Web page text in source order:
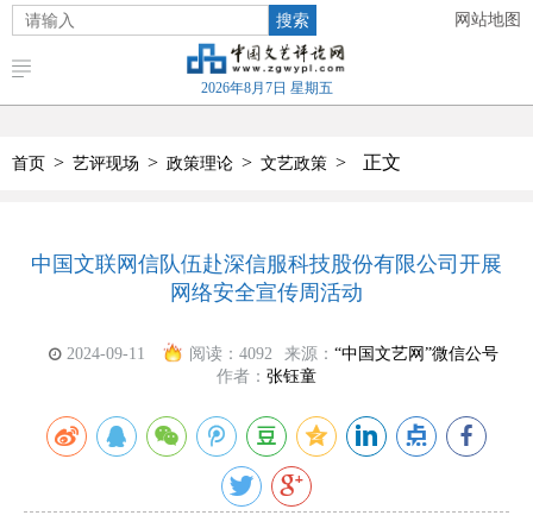
搜索 网站地图
2026年8月7日 星期五
首页 > 艺评现场 > 政策理论 > 文艺政策 > 正文
中国文联网信队伍赴深信服科技股份有限公司开展
网络安全宣传周活动
2024-09-11 阅读： 4092 来源： “中国文艺网”微信公号
作者： 张钰童